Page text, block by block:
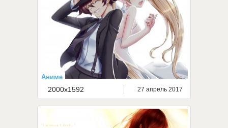
Аниме
2000x1592 27 апрель 2017